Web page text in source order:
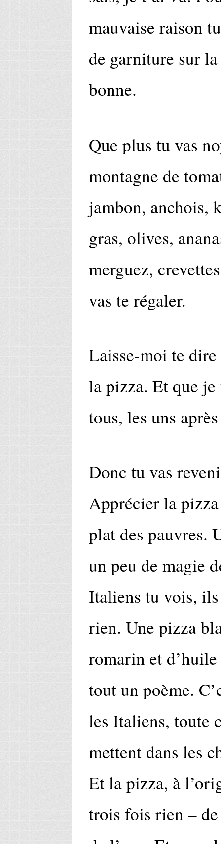
mauvaise raison
de garniture sur
bonne.
Que plus tu vas
montagne de
jambon, anchois,
gras, olives,
merguez,
vas te régaler.
Laisse-moi te
la pizza. Et que je
tous, les uns
Donc tu vas
Apprécier la
plat des pauvres.
un peu de magie
Italiens tu vois,
rien. Une pizza
romarin et
tout un poème.
les Italiens, toute
mettent dans les
Et la pizza, à
trois fois rien –